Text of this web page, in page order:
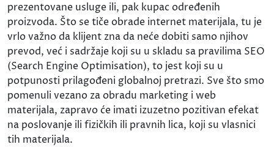
prezentovane usluge ili, pak kupac određenih
proizvoda. Što se tiče obrade internet materijala, tu je
vrlo važno da klijent zna da neće dobiti samo njihov
prevod, već i sadržaje koji su u skladu sa pravilima SEO
(Search Engine Optimisation), to jest koji su u
potpunosti prilagođeni globalnoj pretrazi. Sve što smo
pomenuli vezano za obradu marketing i web
materijala, zapravo će imati izuzetno pozitivan efekat
na poslovanje ili fizičkih ili pravnih lica, koji su vlasnici
tih materijala.